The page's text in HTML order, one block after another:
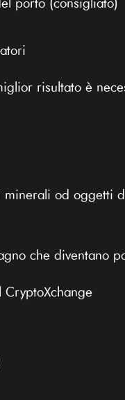
porto (consigliato)
risultato è
od oggetti
che diventano